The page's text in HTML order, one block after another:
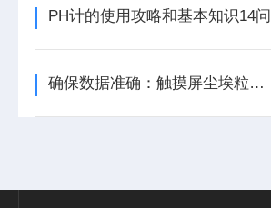
PH计的使用攻略和基本知识14问
确保数据准确：触摸屏尘埃粒子计数器的定期校准与维护